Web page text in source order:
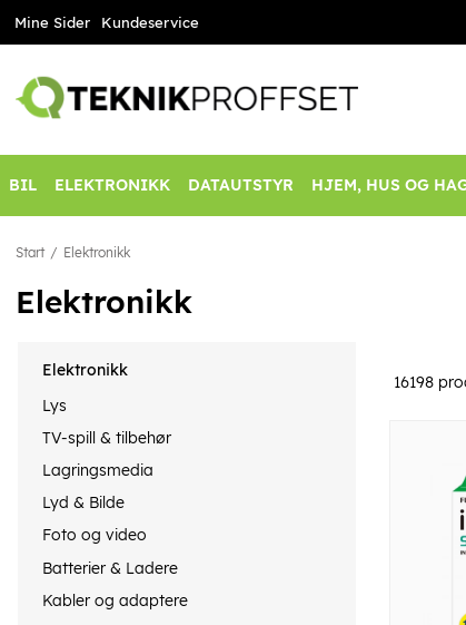
Mine Sider Kundeservice
BIL ELEKTRONIKK DATAUTSTYR HJEM, HUS OG
Start Elektronikk
Elektronikk
Elektronikk
Lys
TV-spill & tilbehør
Lagringsmedia
Lyd & Bilde
Foto og video
Batterier & Ladere
Kabler og adaptere
16198